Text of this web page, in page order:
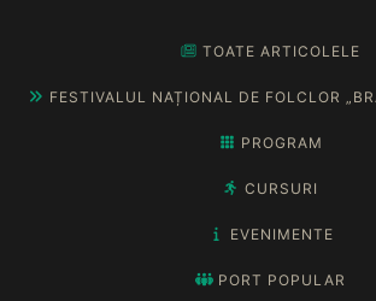
TOATE ARTICOLELE
FESTIVALUL NAȚIONAL DE FOLCLOR
PROGRAM
CURSURI
EVENIMENTE
PORT POPULAR